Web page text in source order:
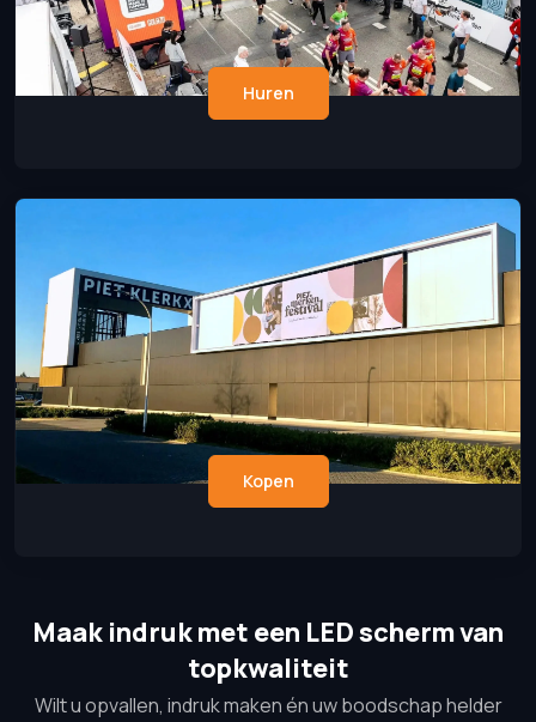
Huren
Kopen
Maak indruk met een LED scherm van
topkwaliteit
Wilt u opvallen, indruk maken én uw boodschap helder